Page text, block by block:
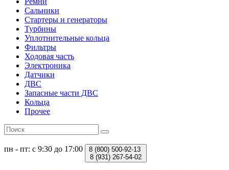
Сальники
Стартеры и генераторы
Турбины
Уплотнительные кольца
Фильтры
Ходовая часть
Электроника
Датчики
ДВС
Запасные части ДВС
Кольца
Прочее
пн - пт: с 9:30 до 17:00 8 (800) 500-92-13
8 (931) 267-54-02